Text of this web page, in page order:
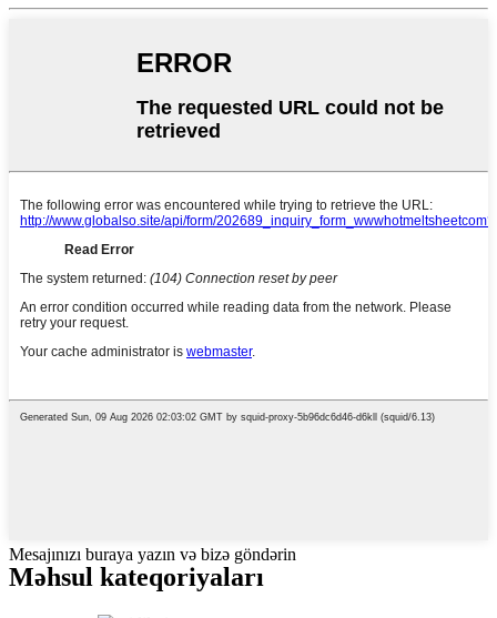
Mesajınızı buraya yazın və bizə göndərin
Məhsul kateqoriyaları